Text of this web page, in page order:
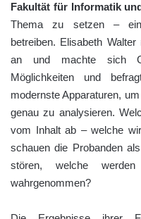
Fakultät für Informatik
Thema zu setzen –
betreiben. Elisabeth
an und machte sich
Möglichkeiten und
modernste Apparaturen,
genau zu analysieren.
vom Inhalt ab – welche
schauen die Probanden
stören, welche werden
wahrgenommen?